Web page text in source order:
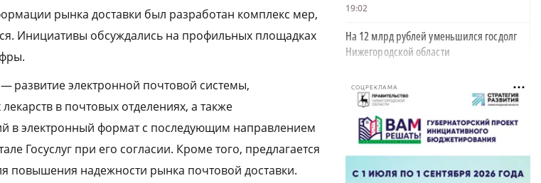
рынка доставки был разработан комплекс мер,
Инициативы обсуждались на профильных площадках
развитие электронной почтовой системы,
в почтовых отделениях, а также
в электронный формат с последующим направлением
Госуслуг при его согласии. Кроме того, предлагается
повышения надежности рынка почтовой доставки.
19:02
На 12 млрд рублей уменьшился госдолг
Нижегородской области
В Нижегородской области тестируют
дроны для контроля сброса мусора
18:37
В Нижегородской области выделят 10 млн
рублей на поддержку «СВОё дело»
СОЦРЕКЛАМА